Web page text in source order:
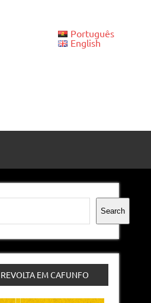
Português
English
Search
EM CAFUNFO